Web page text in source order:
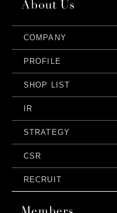
COMPANY
PROFILE
SHOP LIST
IR
STRATEGY
CSR
RECRUIT